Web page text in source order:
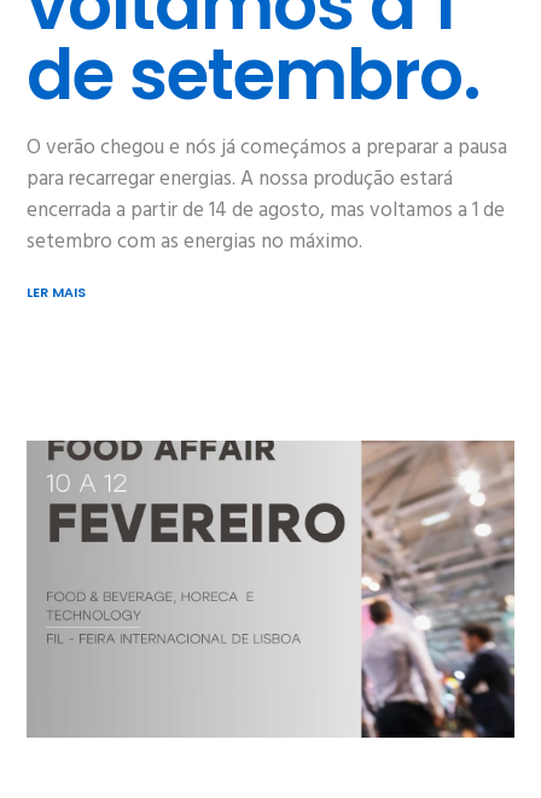
de setembro. ​
O verão chegou e nós já começámos a preparar a pausa
para recarregar energias.​ A nossa produção estará
encerrada a partir de 14 de agosto, mas voltamos a 1 de
setembro com as energias no máximo. ​
LER MAIS